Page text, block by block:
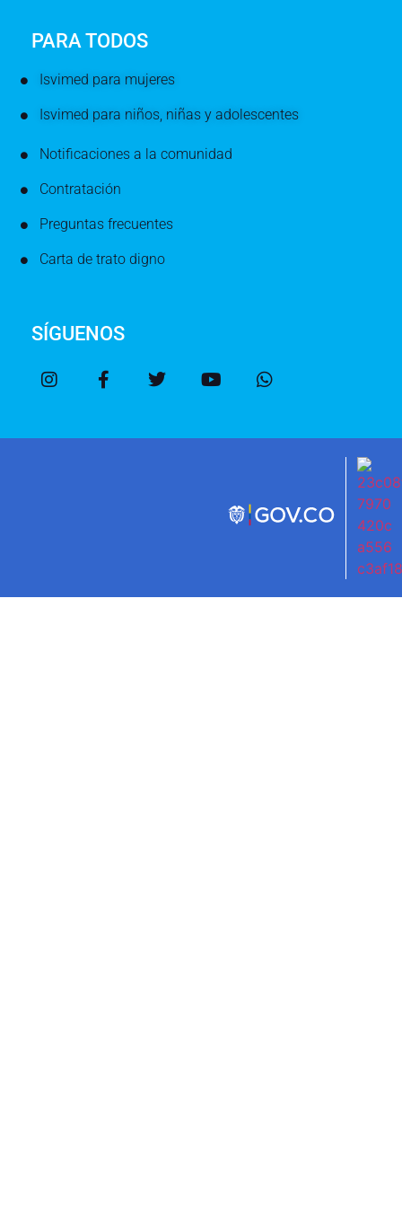
PARA TODOS
Isvimed para mujeres
Isvimed para niños, niñas y adolescentes
Notificaciones a la comunidad
Contratación
Preguntas frecuentes
Carta de trato digno
SÍGUENOS